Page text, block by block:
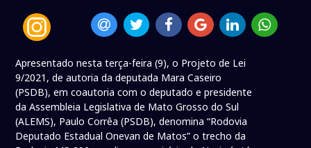
Apresentado nesta terça-feira (9), o Projeto de Lei
9/2021, de autoria da deputada Mara Caseiro
(PSDB), em coautoria com o deputado e presidente
da Assembleia Legislativa de Mato Grosso do Sul
(ALEMS), Paulo Corrêa (PSDB), denomina “Rodovia
Deputado Estadual Onevan de Matos” o trecho da